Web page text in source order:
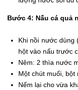
Bước 4: Nấu cá quả
Khi nồi nước dùng
hột vào nấu trước
Nêm: 2 thìa nước
Một chút muối, bột
Nếm lại cho vừa